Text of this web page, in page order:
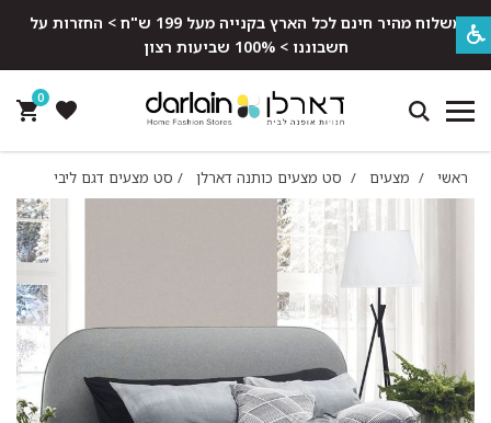
משלוח מהיר חינם לכל הארץ בקנייה מעל 199 ש"ח > החזרות על
חשבוננו > 100% שביעות רצון
0
ראשי / מצעים / סט מצעים כותנה דארלן / סט מצעים דגם ליבי